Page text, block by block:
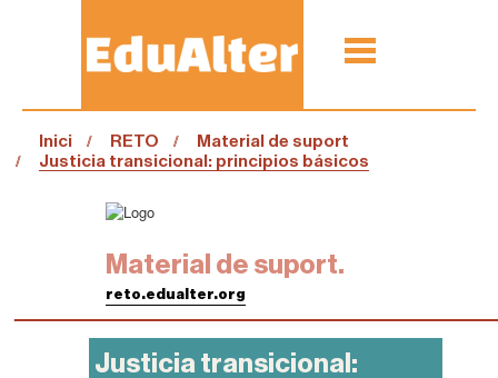
Inici RETO
Material de suport
Justicia transicional: principios básicos
Material de suport.
reto.edualter.org
Justicia transicional: